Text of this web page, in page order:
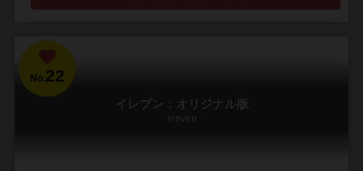
No.22
イレブン：オリジナル版
eleven